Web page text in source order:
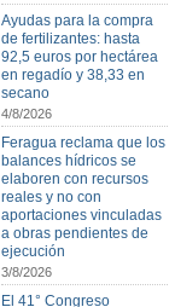
Ayudas para la compra
de fertilizantes: hasta
92,5 euros por hectárea
en regadío y 38,33 en
secano
4/8/2026
Feragua reclama que los
balances hídricos se
elaboren con recursos
reales y no con
aportaciones vinculadas
a obras pendientes de
ejecución
3/8/2026
El 41° Congreso